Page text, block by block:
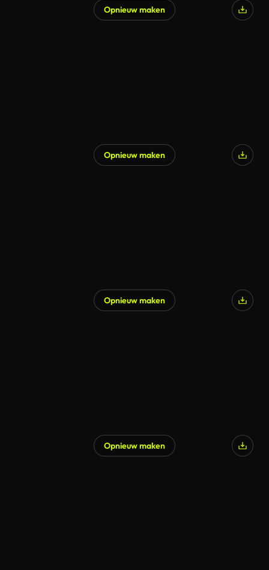
Opnieuw maken
Opnieuw maken
Opnieuw maken
Opnieuw maken